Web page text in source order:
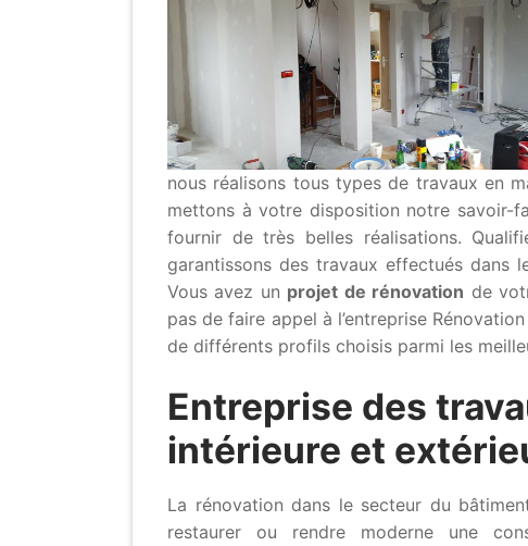
nous réalisons tous types de travaux en
mettons à votre disposition notre savoir-
fournir de très belles réalisations.
garantissons des travaux effectués dans
Vous avez un projet de rénovation de
pas de faire appel à l’entreprise
de différents profils choisis parmi les
Entreprise des
intérieure et
La rénovation dans le secteur du
restaurer ou rendre moderne une